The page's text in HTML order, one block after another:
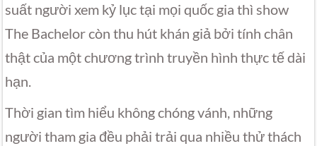
suất người xem kỷ lục tại mọi quốc gia thì show
The Bachelor còn thu hút khán giả bởi tính chân
thật của một chương trình truyền hình thực tế dài
hạn.
Thời gian tìm hiểu không chóng vánh, những
người tham gia đều phải trải qua nhiều thử thách